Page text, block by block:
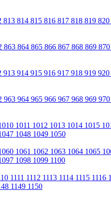
813 814 815 816 817 818 819 820
863 864 865 866 867 868 869 870
913 914 915 916 917 918 919 920
963 964 965 966 967 968 969 970
1011 1012 1013 1014 1015
1048 1049 1050
1061 1062 1063 1064 1065
1098 1099 1100
1111 1112 1113 1114 1115 1116
1149 1150